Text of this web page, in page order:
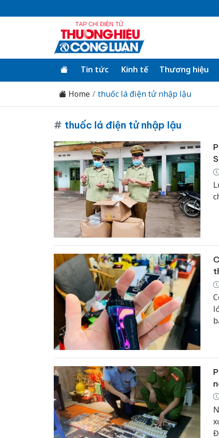
Tin tức Kinh tế Thương hiệu
Home thuốc lá điện tử nhập lậu
# thuốc lá điện tử nhập lậu